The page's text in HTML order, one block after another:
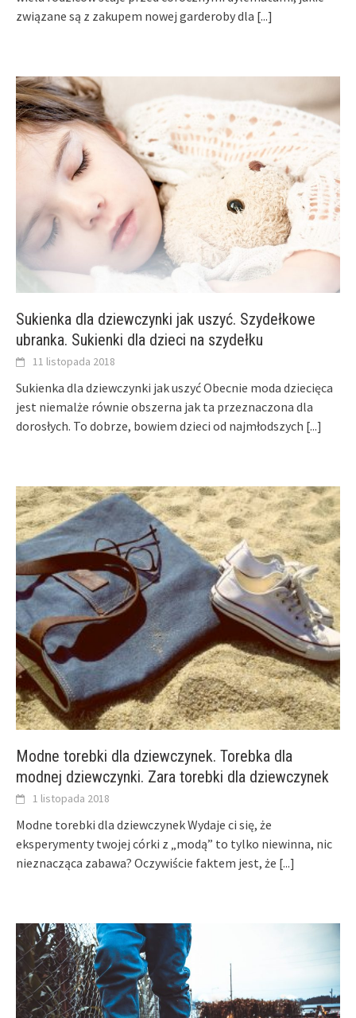
związane są z zakupem nowej garderoby dla [...]
Sukienka dla dziewczynki jak uszyć. Szydełkowe
ubranka. Sukienki dla dzieci na szydełku
11 listopada 2018
Sukienka dla dziewczynki jak uszyć Obecnie moda dziecięca
jest niemalże równie obszerna jak ta przeznaczona dla
dorosłych. To dobrze, bowiem dzieci od najmłodszych [...]
Modne torebki dla dziewczynek. Torebka dla
modnej dziewczynki. Zara torebki dla dziewczynek
1 listopada 2018
Modne torebki dla dziewczynek Wydaje ci się, że
eksperymenty twojej córki z „modą” to tylko niewinna, nic
nieznacząca zabawa? Oczywiście faktem jest, że [...]